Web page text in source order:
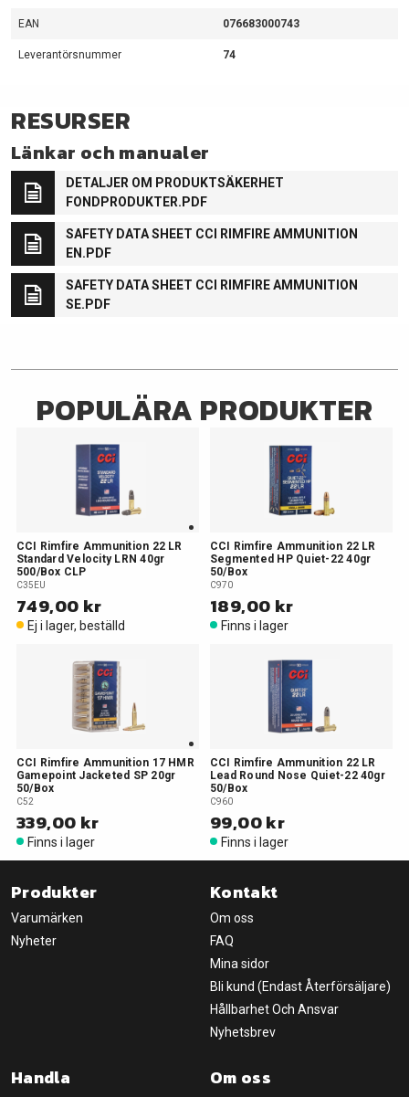
EAN 076683000743
Leverantörsnummer 74
RESURSER
Länkar och manualer
DETALJER OM PRODUKTSÄKERHET
FONDPRODUKTER.PDF
SAFETY DATA SHEET CCI RIMFIRE AMMUNITION
EN.PDF
SAFETY DATA SHEET CCI RIMFIRE AMMUNITION
SE.PDF
POPULÄRA PRODUKTER
CCI Rimfire Ammunition 22 LR
Standard Velocity LRN 40gr
500/Box CLP
C35EU
749,00 kr
Ej i lager, beställd
CCI Rimfire Ammunition 22 LR
Segmented HP Quiet-22 40gr
50/Box
C970
189,00 kr
Finns i lager
CCI Rimfire Ammunition 17 HMR
Gamepoint Jacketed SP 20gr
50/Box
C52
339,00 kr
Finns i lager
CCI Rimfire Ammunition 22 LR
Lead Round Nose Quiet-22 40gr
50/Box
C960
99,00 kr
Finns i lager
Produkter
Varumärken
Nyheter
Kontakt
Om oss
FAQ
Mina sidor
Bli kund (Endast Återförsäljare)
Hållbarhet Och Ansvar
Nyhetsbrev
Handla Om oss